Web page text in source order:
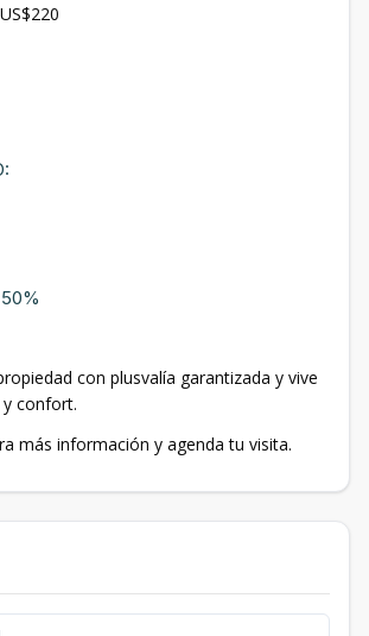
con plusvalía garantizada y vive
confort.
más información y agenda tu visita.